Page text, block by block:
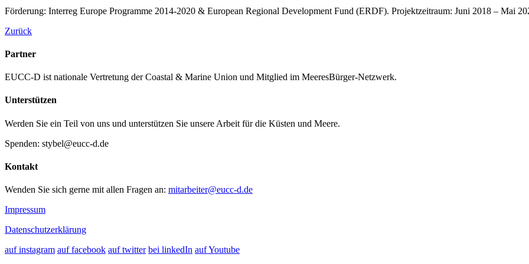
Förderung: Interreg Europe Programme 2014-2020 & European Regional Development Fund (ERDF). Projektzeitraum: Juni 2018 – Mai
Zurück
Partner
EUCC-D ist nationale Vertretung der Coastal & Marine Union und Mitglied im MeeresBürger-Netzwerk.
Unterstützen
Werden Sie ein Teil von uns und unterstützen Sie unsere Arbeit für die Küsten und Meere.
Spenden: stybel@eucc-d.de
Kontakt
Wenden Sie sich gerne mit allen Fragen an: mitarbeiter@eucc-d.de
Impressum
Datenschutzerklärung
auf instagram auf facebook auf twitter bei linkedIn auf Youtube